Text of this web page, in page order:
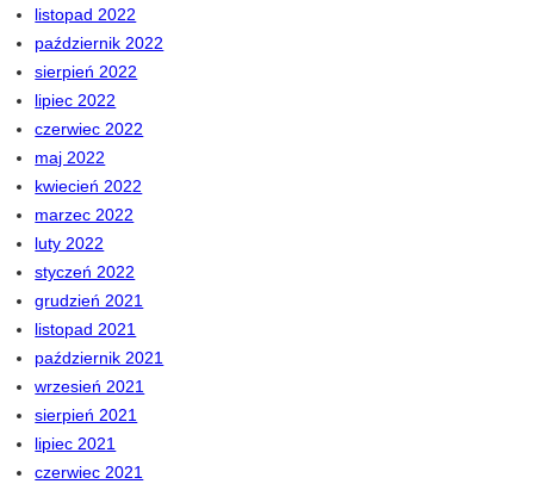
listopad 2022
październik 2022
sierpień 2022
lipiec 2022
czerwiec 2022
maj 2022
kwiecień 2022
marzec 2022
luty 2022
styczeń 2022
grudzień 2021
listopad 2021
październik 2021
wrzesień 2021
sierpień 2021
lipiec 2021
czerwiec 2021